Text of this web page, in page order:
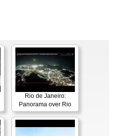
Rio de Janeiro:
Panorama over Rio